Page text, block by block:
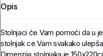
Opis
Stolnjaci će Vam pomoći da u
stolnjak ce Vam svakako